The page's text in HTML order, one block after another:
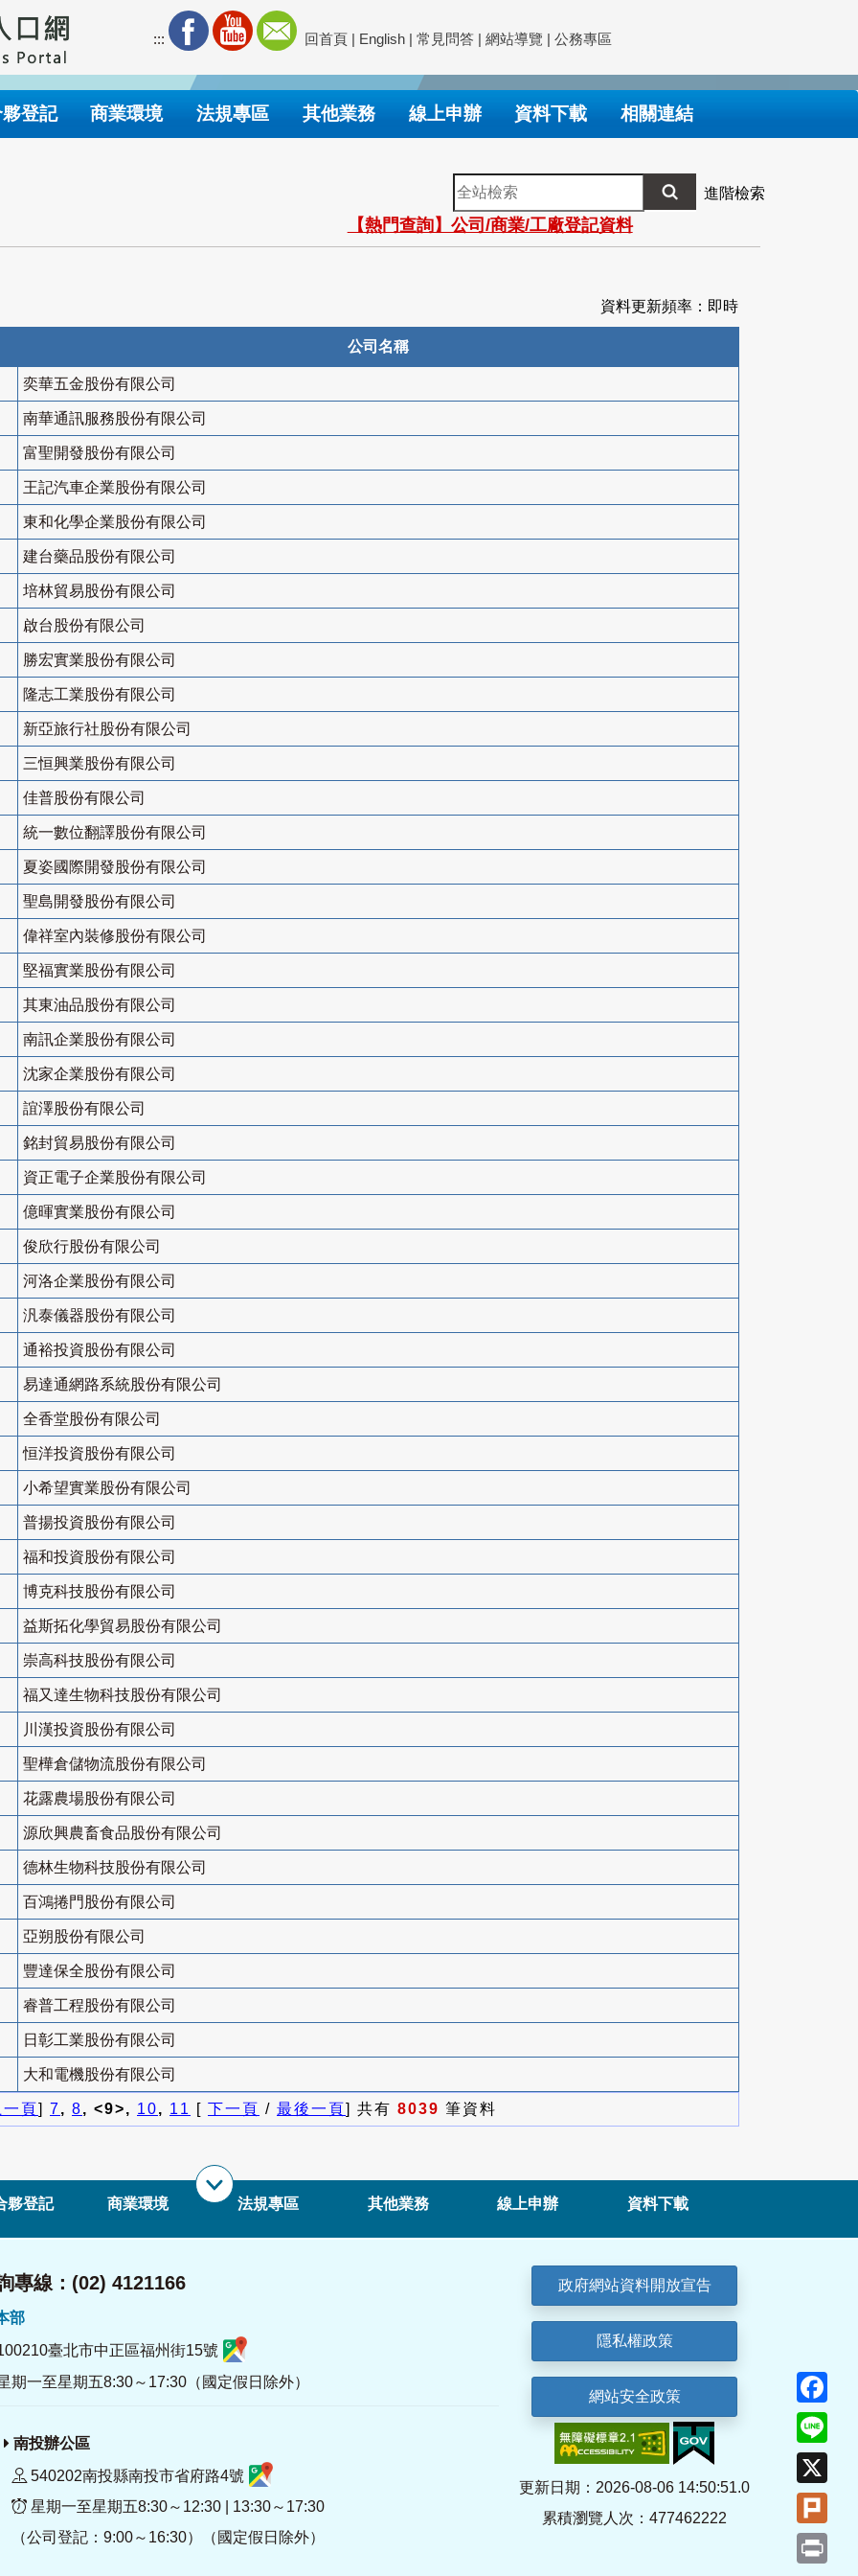
::: 回首頁 | English | 常見問答 | 網站導覽 | 公務專區
登記 商業環境 法規專區 其他業務 線上申辦 資料下載 相關連結
全
站
檢
索
進階檢索
【熱門查詢】公司/商業/工廠登記資料
資料更新頻率：即時
公司名稱
奕華五金股份有限公司
南華通訊服務股份有限公司
富聖開發股份有限公司
王記汽車企業股份有限公司
東和化學企業股份有限公司
建台藥品股份有限公司
培林貿易股份有限公司
啟台股份有限公司
勝宏實業股份有限公司
隆志工業股份有限公司
新亞旅行社股份有限公司
三恒興業股份有限公司
佳普股份有限公司
統一數位翻譯股份有限公司
夏姿國際開發股份有限公司
聖島開發股份有限公司
偉祥室內裝修股份有限公司
堅福實業股份有限公司
其東油品股份有限公司
南訊企業股份有限公司
沈家企業股份有限公司
誼澤股份有限公司
銘封貿易股份有限公司
資正電子企業股份有限公司
億暉實業股份有限公司
俊欣行股份有限公司
河洛企業股份有限公司
汎泰儀器股份有限公司
通裕投資股份有限公司
易達通網路系統股份有限公司
全香堂股份有限公司
恒洋投資股份有限公司
小希望實業股份有限公司
普揚投資股份有限公司
福和投資股份有限公司
博克科技股份有限公司
益斯拓化學貿易股份有限公司
崇高科技股份有限公司
福又達生物科技股份有限公司
川漢投資股份有限公司
聖樺倉儲物流股份有限公司
花露農場股份有限公司
源欣興農畜食品股份有限公司
德林生物科技股份有限公司
百鴻捲門股份有限公司
亞朔股份有限公司
豐達保全股份有限公司
睿普工程股份有限公司
日彰工業股份有限公司
大和電機股份有限公司
一頁] 7, 8, <9>, 10, 11 [ 下一頁 / 最後一頁] 共有 8039 筆資料
夥登記 商業環境 法規專區 其他業務 線上申辦 資料下載
專線：(02) 4121166
部
臺北市中正區福州街15號
期一至星期五8:30～17:30（國定假日除外）
南投辦公區
540202南投縣南投市省府路4號
星期一至星期五8:30～12:30 | 13:30～17:30
（公司登記：9:00～16:30）（國定假日除外）
政府網站資料開放宣告
隱私權政策
網站安全政策
更新日期：2026-08-06 14:50:51.0
累積瀏覽人次：477462222